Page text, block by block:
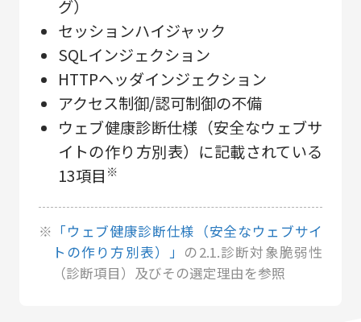
グ）
セッションハイジャック
SQLインジェクション
HTTPヘッダインジェクション
アクセス制御/認可制御の不備
ウェブ健康診断仕様（安全なウェブサ
イトの作り⽅別表）に記載されている
13項⽬ ※
※ 「ウェブ健康診断仕様（安全なウェブサイ
トの作り⽅別表）」 の2.1.診断対象脆弱性
（診断項⽬）及びその選定理由を参照